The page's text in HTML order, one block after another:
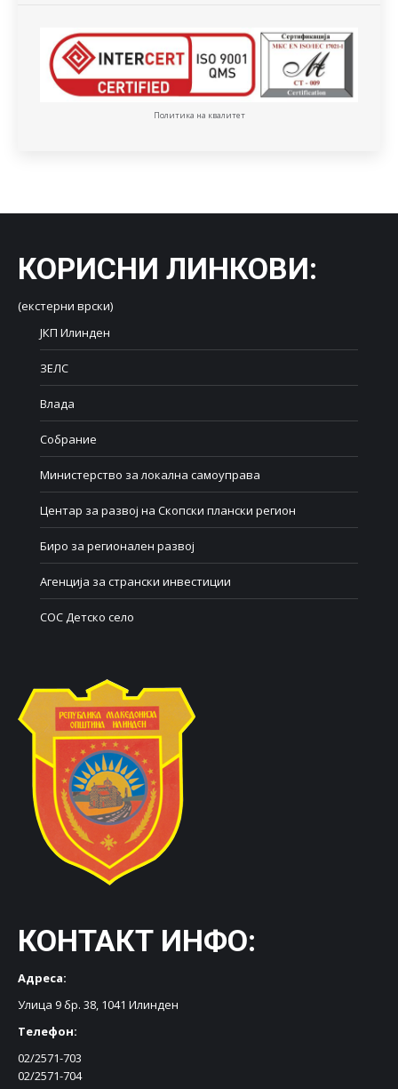
Политика на квалитет
КОРИСНИ ЛИНКОВИ:
(екстерни врски)
ЈКП Илинден
ЗЕЛС
Влада
Собрание
Министерство за локална самоуправа
Центар за развој на Скопски плански регион
Биро за регионален развој
Агенција за странски инвестиции
СОС Детско село
КОНТАКТ ИНФО:
Адреса:
Улица 9 бр. 38, 1041 Илинден
Телефон:
02/2571-703
02/2571-704